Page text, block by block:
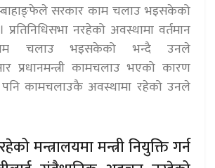
सरकार काम चलाउ भइसकेको
नरहेको अवस्थामा वर्तमान
चलाउ भइसकेको भन्दै उनले
प्रधानमन्त्री कामचलाउ भएको कारण
पनि कामचलाउकै अवस्थामा रहेको उनले
मन्त्रालयमा मन्त्री नियुक्ति गर्न